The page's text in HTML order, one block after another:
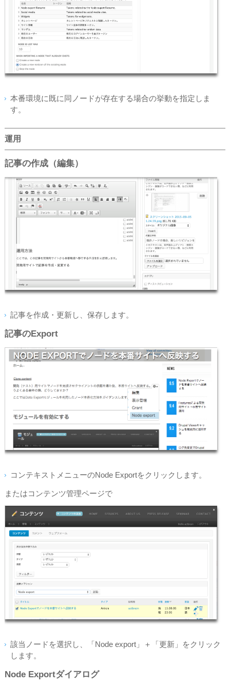
本番環境に既に同ノードが存在する場合の挙動を指定しま
す。
運用
記事の作成（編集）
記事を作成・更新し、保存します。
記事のExport
コンテキストメニューのNode Exportをクリックします。
またはコンテンツ管理ページで
該当ノードを選択し、「Node export」＋「更新」をクリック
します。
Node Exportダイアログ